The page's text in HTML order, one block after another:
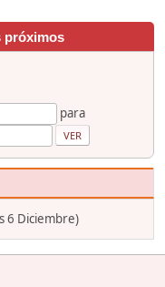
próximos
para
6 Diciembre)